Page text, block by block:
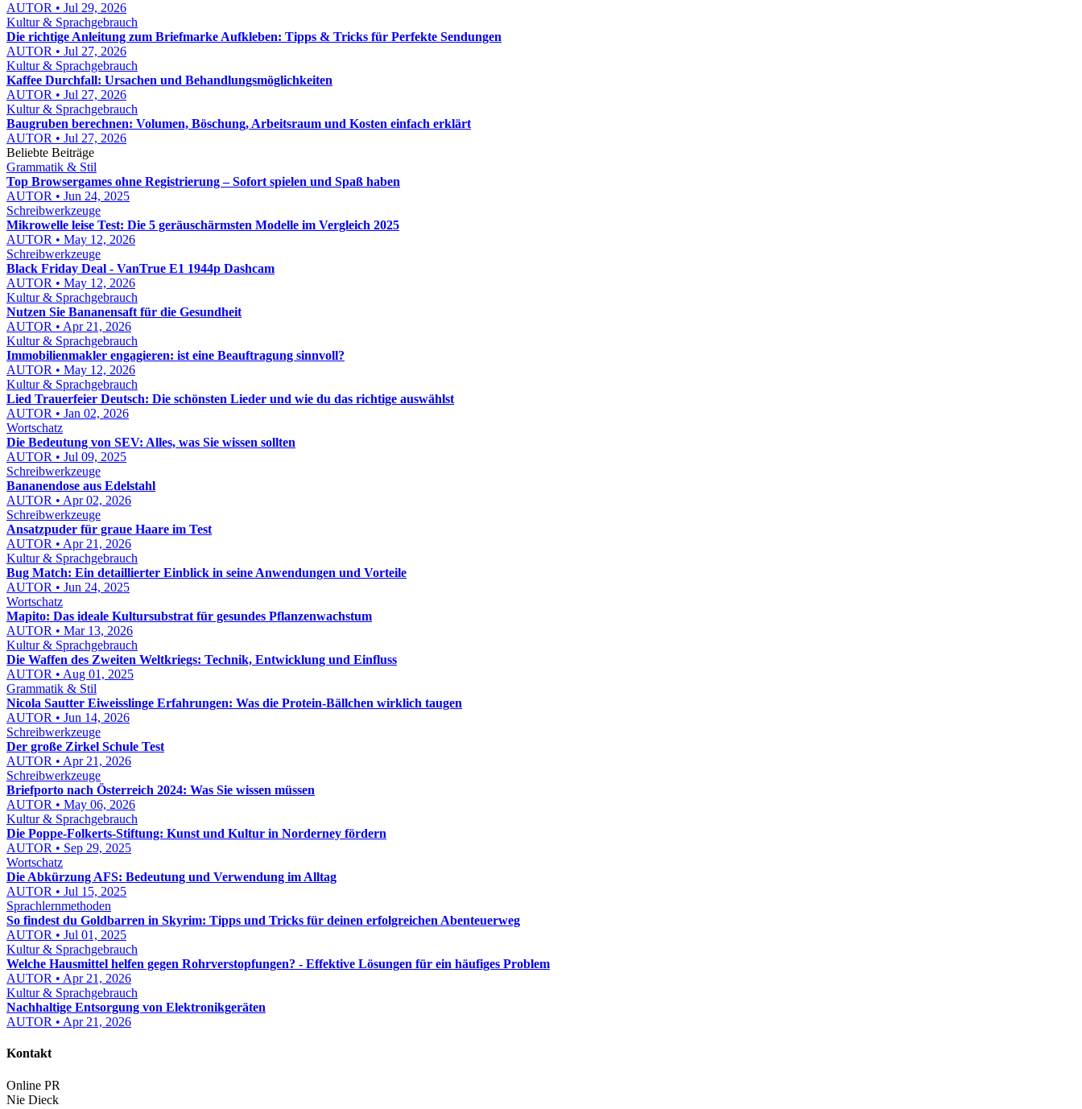
AUTOR • Jul 29, 2026
Kultur & Sprachgebrauch
Die richtige Anleitung zum Briefmarke Aufkleben: Tipps & Tricks für Perfekte Sendungen
AUTOR • Jul 27, 2026
Kultur & Sprachgebrauch
Kaffee Durchfall: Ursachen und Behandlungsmöglichkeiten
AUTOR • Jul 27, 2026
Kultur & Sprachgebrauch
Baugruben berechnen: Volumen, Böschung, Arbeitsraum und Kosten einfach erklärt
AUTOR • Jul 27, 2026
Beliebte Beiträge
Grammatik & Stil
Top Browsergames ohne Registrierung – Sofort spielen und Spaß haben
AUTOR • Jun 24, 2025
Schreibwerkzeuge
Mikrowelle leise Test: Die 5 geräuschärmsten Modelle im Vergleich 2025
AUTOR • May 12, 2026
Schreibwerkzeuge
Black Friday Deal - VanTrue E1 1944p Dashcam
AUTOR • May 12, 2026
Kultur & Sprachgebrauch
Nutzen Sie Bananensaft für die Gesundheit
AUTOR • Apr 21, 2026
Kultur & Sprachgebrauch
Immobilienmakler engagieren: ist eine Beauftragung sinnvoll?
AUTOR • May 12, 2026
Kultur & Sprachgebrauch
Lied Trauerfeier Deutsch: Die schönsten Lieder und wie du das richtige auswählst
AUTOR • Jan 02, 2026
Wortschatz
Die Bedeutung von SEV: Alles, was Sie wissen sollten
AUTOR • Jul 09, 2025
Schreibwerkzeuge
Bananendose aus Edelstahl
AUTOR • Apr 02, 2026
Schreibwerkzeuge
Ansatzpuder für graue Haare im Test
AUTOR • Apr 21, 2026
Kultur & Sprachgebrauch
Bug Match: Ein detaillierter Einblick in seine Anwendungen und Vorteile
AUTOR • Jun 24, 2025
Wortschatz
Mapito: Das ideale Kultursubstrat für gesundes Pflanzenwachstum
AUTOR • Mar 13, 2026
Kultur & Sprachgebrauch
Die Waffen des Zweiten Weltkriegs: Technik, Entwicklung und Einfluss
AUTOR • Aug 01, 2025
Grammatik & Stil
Nicola Sautter Eiweisslinge Erfahrungen: Was die Protein-Bällchen wirklich taugen
AUTOR • Jun 14, 2026
Schreibwerkzeuge
Der große Zirkel Schule Test
AUTOR • Apr 21, 2026
Schreibwerkzeuge
Briefporto nach Österreich 2024: Was Sie wissen müssen
AUTOR • May 06, 2026
Kultur & Sprachgebrauch
Die Poppe-Folkerts-Stiftung: Kunst und Kultur in Norderney fördern
AUTOR • Sep 29, 2025
Wortschatz
Die Abkürzung AFS: Bedeutung und Verwendung im Alltag
AUTOR • Jul 15, 2025
Sprachlernmethoden
So findest du Goldbarren in Skyrim: Tipps und Tricks für deinen erfolgreichen Abenteuerweg
AUTOR • Jul 01, 2025
Kultur & Sprachgebrauch
Welche Hausmittel helfen gegen Rohrverstopfungen? - Effektive Lösungen für ein häufiges Problem
AUTOR • Apr 21, 2026
Kultur & Sprachgebrauch
Nachhaltige Entsorgung von Elektronikgeräten
AUTOR • Apr 21, 2026
Kontakt
Online PR
Nie Dieck